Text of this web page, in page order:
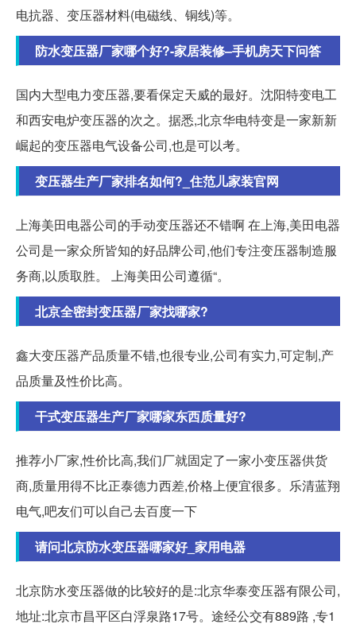
电抗器、变压器材料(电磁线、铜线)等。
防水变压器厂家哪个好?-家居装修–手机房天下问答
国内大型电力变压器,要看保定天威的最好。沈阳特变电工
和西安电炉变压器的次之。据悉,北京华电特变是一家新新
崛起的变压器电气设备公司,也是可以考。
变压器生产厂家排名如何?_住范儿家装官网
上海美田电器公司的手动变压器还不错啊 在上海,美田电器
公司是一家众所皆知的好品牌公司,他们专注变压器制造服
务商,以质取胜。 上海美田公司遵循“。
北京全密封变压器厂家找哪家?
鑫大变压器产品质量不错,也很专业,公司有实力,可定制,产
品质量及性价比高。
干式变压器生产厂家哪家东西质量好?
推荐小厂家,性价比高,我们厂就固定了一家小变压器供货
商,质量用得不比正泰德力西差,价格上便宜很多。乐清蓝翔
电气,吧友们可以自己去百度一下
请问北京防水变压器哪家好_家用电器
北京防水变压器做的比较好的是:北京华泰变压器有限公司,
地址:北京市昌平区白浮泉路17号。途经公交有889路 ,专1